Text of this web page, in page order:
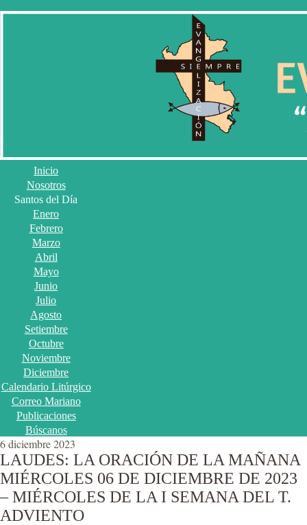
Inicio
Nosotros
Santos del Día
Enero
Febrero
Marzo
Abril
Mayo
Junio
Julio
Agosto
Setiembre
Octubre
Noviembre
Diciembre
Calendario Litúrgico
Correo Mariano
Publicaciones
Búscanos
6 diciembre 2023
LAUDES: LA ORACIÓN DE LA MAÑANA
MIÉRCOLES 06 DE DICIEMBRE DE 2023
– MIÉRCOLES DE LA I SEMANA DEL T.
ADVIENTO